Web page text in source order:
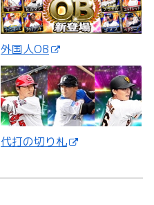
外国人OB
代打の切り札